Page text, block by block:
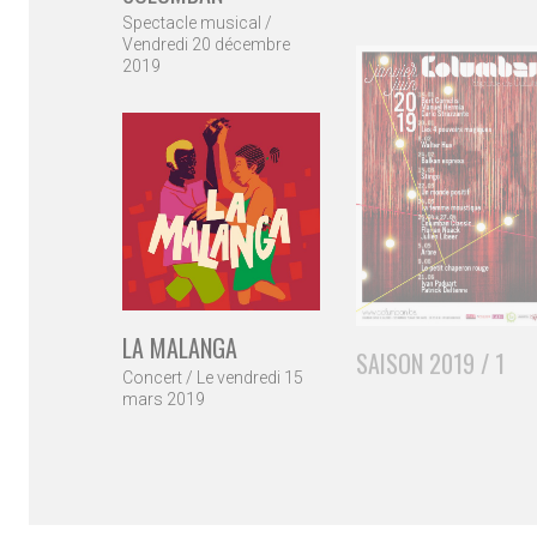
Spectacle musical /
Vendredi 20 décembre
2019
LA MALANGA
Concert / Le vendredi 15
mars 2019